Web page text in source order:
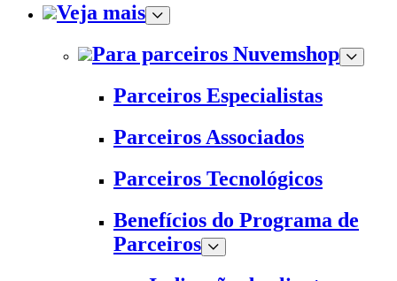
Veja mais
Para parceiros Nuvemshop
Parceiros Especialistas
Parceiros Associados
Parceiros Tecnológicos
Benefícios do Programa de
Parceiros